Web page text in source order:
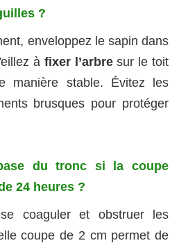
?
enveloppez le sapin dans
à fixer l’arbresur le toit
manière stable. Évitez les
brusques pour protéger
du tronc si la coupe
24 heures ?
coaguler et obstruer les
coupe de 2 cm permet de